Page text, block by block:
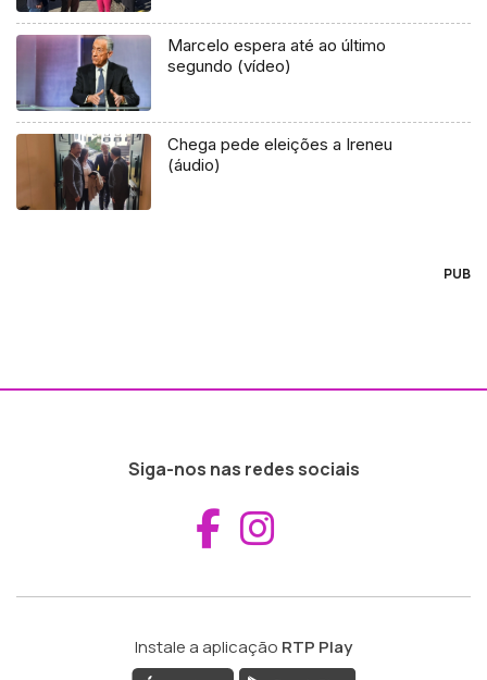
Marcelo espera até ao último
segundo (vídeo)
Chega pede eleições a Ireneu
(áudio)
PUB
Siga-nos nas redes sociais
Aceder ao
Instale a aplicação RTP Play